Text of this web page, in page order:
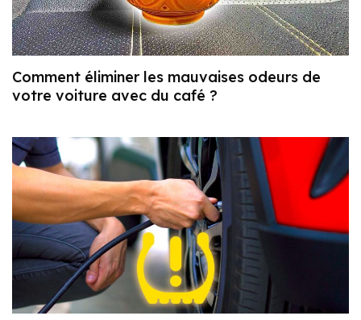
Comment éliminer les mauvaises odeurs de
votre voiture avec du café ?